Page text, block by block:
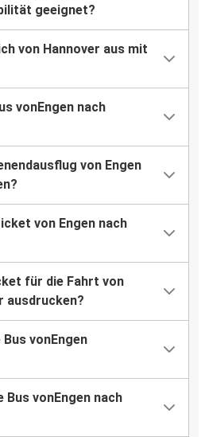
geeignet?
von Hannover aus mit
vonEngen nach
von Engen
von Engen nach
für die Fahrt von
ausdrucken?
vonEngen
vonEngen nach